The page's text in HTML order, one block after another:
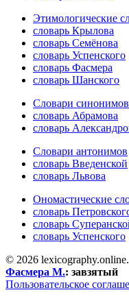
Этимологические
словарь Крылова
словарь Семёнова
словарь Успенского
словарь Фасмера
словарь Шанского
Словари синонимов
словарь Абрамова
словарь
Словари антонимов
словарь Введенской
словарь Львова
Ономастические
словарь
словарь
словарь Успенского
© 2026 lexicography.online.
Фасмера М.: завзятый
Пользовательское